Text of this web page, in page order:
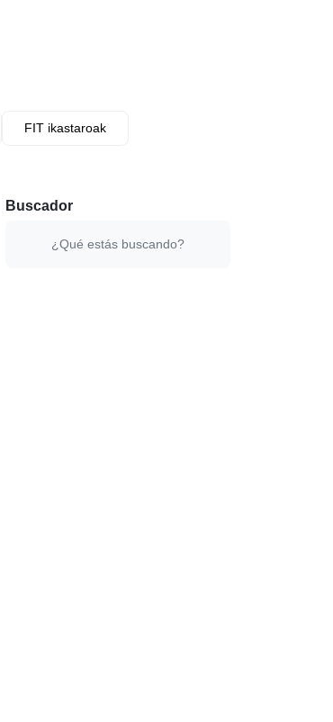
FIT ikastaroak
Buscador